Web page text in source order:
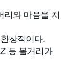
리와 마음을 치
상적이다.
등 볼거리가